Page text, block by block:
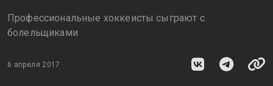
Профессиональные хоккеисты сыграют с
болельщиками
6 апреля 2017